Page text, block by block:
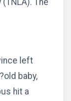
left
baby,
hit a